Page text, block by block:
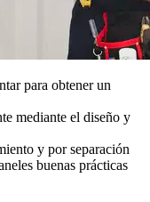
para obtener un
mediante el diseño y
y por separación
buenas prácticas